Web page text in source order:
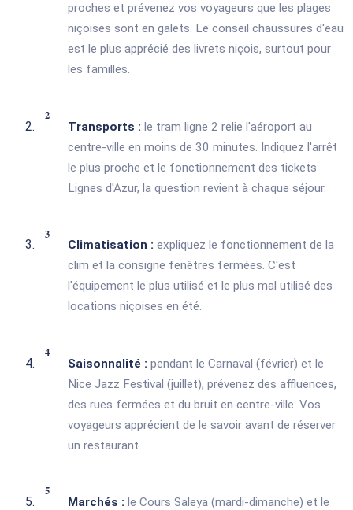
proches et prévenez vos voyageurs que les plages
niçoises sont en galets. Le conseil chaussures d'eau
est le plus apprécié des livrets niçois, surtout pour
les familles.
Transports :le tram ligne 2 relie l'aéroport au
centre-ville en moins de 30 minutes. Indiquez l'arrêt
le plus proche et le fonctionnement des tickets
Lignes d'Azur, la question revient à chaque séjour.
Climatisation :expliquez le fonctionnement de la
clim et la consigne fenêtres fermées. C'est
l'équipement le plus utilisé et le plus mal utilisé des
locations niçoises en été.
Saisonnalité :pendant le Carnaval (février) et le
Nice Jazz Festival (juillet), prévenez des affluences,
des rues fermées et du bruit en centre-ville. Vos
voyageurs apprécient de le savoir avant de réserver
un restaurant.
Marchés :le Cours Saleya (mardi-dimanche) et le